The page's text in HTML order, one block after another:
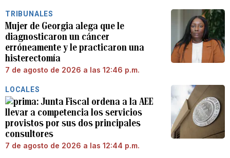
TRIBUNALES
Mujer de Georgia alega que le
diagnosticaron un cáncer
erróneamente y le practicaron una
histerectomía
7 de agosto de 2026 a las 12:46 p.m.
LOCALES
Junta Fiscal ordena a la AEE
llevar a competencia los servicios
provistos por sus dos principales
consultores
7 de agosto de 2026 a las 12:44 p.m.